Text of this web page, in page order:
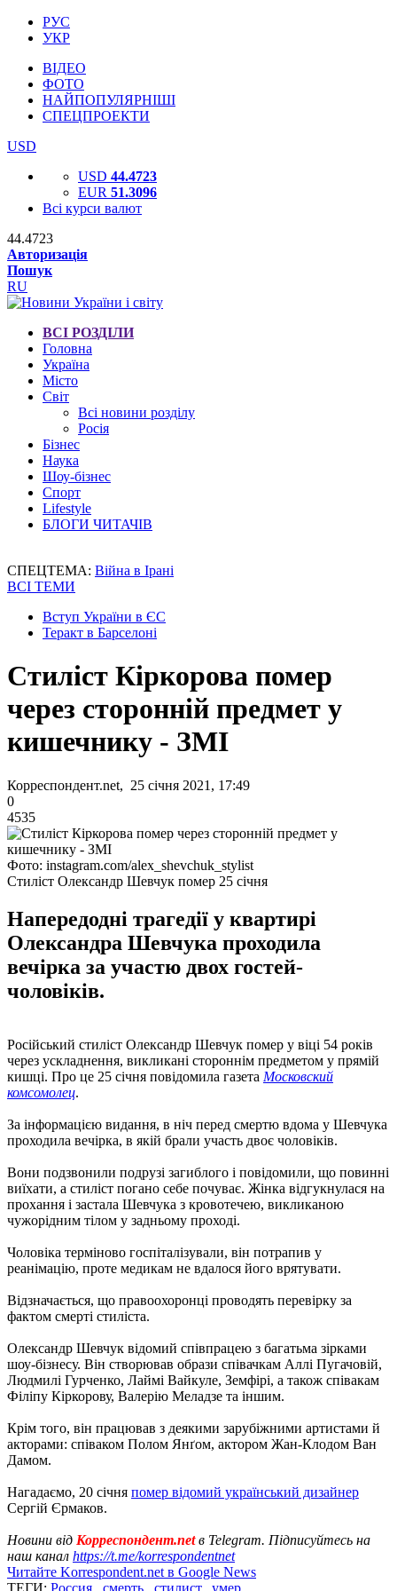
РУС
УКР
ВІДЕО
ФОТО
НАЙПОПУЛЯРНІШІ
СПЕЦПРОЕКТИ
USD
USD 44.4723
EUR 51.3096
Всі курси валют
44.4723
Авторизація
Пошук
RU
ВСІ РОЗДІЛИ
Головна
Україна
Місто
Світ
Всі новини розділу
Росія
Бізнес
Наука
Шоу-бізнес
Спорт
Lifestyle
БЛОГИ ЧИТАЧІВ
СПЕЦТЕМА: Війна в Ірані
ВСІ ТЕМИ
Вступ України в ЄС
Теракт в Барселоні
Стиліст Кіркорова помер
через сторонній предмет у
кишечнику - ЗМІ
Корреспондент.net, 25 січня 2021, 17:49
0
4535
Фото: instagram.com/alex_shevchuk_stylist
Стиліст Олександр Шевчук помер 25 січня
Напередодні трагедії у квартирі
Олександра Шевчука проходила
вечірка за участю двох гостей-
чоловіків.
Російський стиліст Олександр Шевчук помер у віці 54 років
через ускладнення, викликані стороннім предметом у прямій
кишці. Про це 25 січня повідомила газета Московский
комсомолец.
За інформацією видання, в ніч перед смертю вдома у Шевчука
проходила вечірка, в якій брали участь двоє чоловіків.
Вони подзвонили подрузі загиблого і повідомили, що повинні
виїхати, а стиліст погано себе почуває. Жінка відгукнулася на
прохання і застала Шевчука з кровотечею, викликаною
чужорідним тілом у задньому проході.
Чоловіка терміново госпіталізували, він потрапив у
реанімацію, проте медикам не вдалося його врятувати.
Відзначається, що правоохоронці проводять перевірку за
фактом смерті стиліста.
Олександр Шевчук відомий співпрацею з багатьма зірками
шоу-бізнесу. Він створював образи співачкам Аллі Пугачовій,
Людмилі Гурченко, Лаймі Вайкуле, Земфірі, а також співакам
Філіпу Кіркорову, Валерію Меладзе та іншим.
Крім того, він працював з деякими зарубіжними артистами й
акторами: співаком Полом Янґом, актором Жан-Клодом Ван
Дамом.
Нагадаємо, 20 січня помер відомий український дизайнер
Сергій Єрмаков.
Новини від Корреспондент.netв Telegram. Підписуйтесь на
наш канал https://t.me/korrespondentnet
Читайте Korrespondent.net в Google News
ТЕГИ: Россия смерть стилист, умер